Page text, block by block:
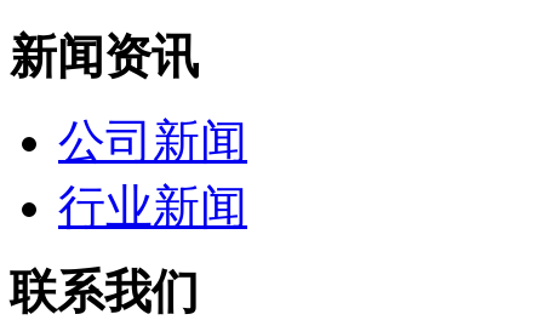
新闻资讯
公司新闻
行业新闻
联系我们